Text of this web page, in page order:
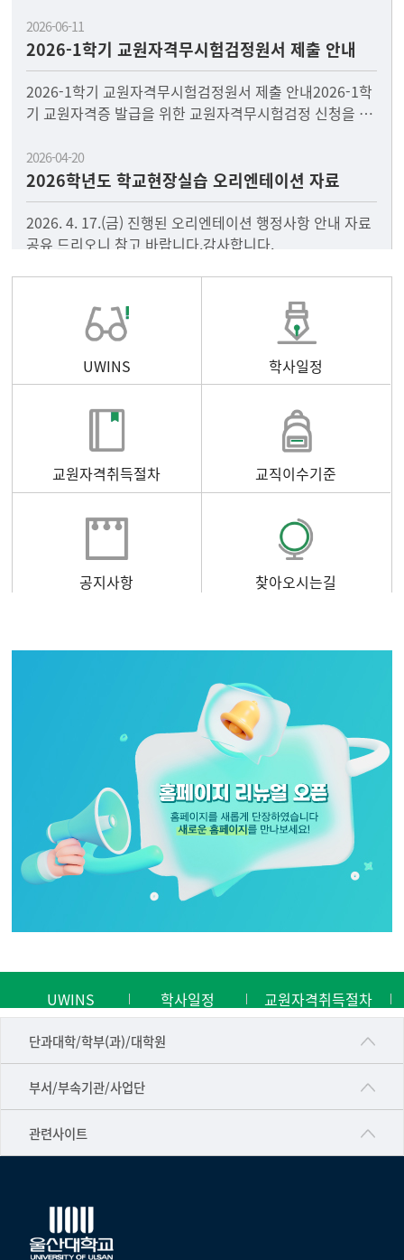
2026-06-11
2026-1학기 교원자격무시험검정원서 제출 안내
2026-1학기 교원자격무시험검정원서 제출 안내2026-1학
기 교원자격증 발급을 위한 교원자격무시험검정 신청을 다
2026-04-20
2026학년도 학교현장실습 오리엔테이션 자료
2026. 4. 17.(금) 진행된 오리엔테이션 행정사항 안내 자료
공유 드리오니 참고 바랍니다.감사합니다.
UWINS 학사일정
교원자격취득절차 교직이수기준
공지사항 찾아오시는길
UWINS 학사일정 교원자격취득절차
단과대학/학부(과)/대학원
■인문대학
▷국어국문학부
▷일본어·일본학과
▷프랑스어·프랑스학과
▷스페인·중남미학과
부서/부속기관/사업단
공동기기센터
공학교육혁신센터
국제교류처
관련사이트
건강가정지원센터
교수협의회
노동조합